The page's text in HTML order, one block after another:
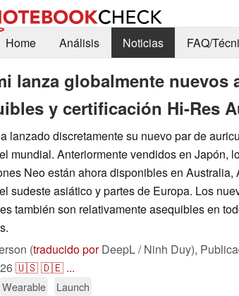
Home
Análisis Noticias FAQ/
lanza globalmente
y certificación Hi-Res
lanzado discretamente su nuevo par de
mundial. Anteriormente vendidos en Japón,
Neo están ahora disponibles en Australia,
sudeste asiático y partes de Europa. Los
también son relativamente asequibles en
(traducido porDeepL / Ninh Duy),
🇺🇸🇩🇪 ...
Wearable Launch